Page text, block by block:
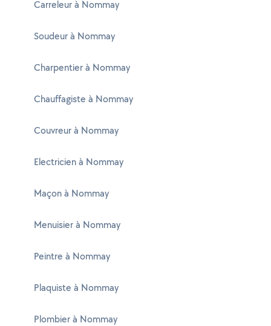
Carreleur à Nommay
Soudeur à Nommay
Charpentier à Nommay
Chauffagiste à Nommay
Couvreur à Nommay
Electricien à Nommay
Maçon à Nommay
Menuisier à Nommay
Peintre à Nommay
Plaquiste à Nommay
Plombier à Nommay